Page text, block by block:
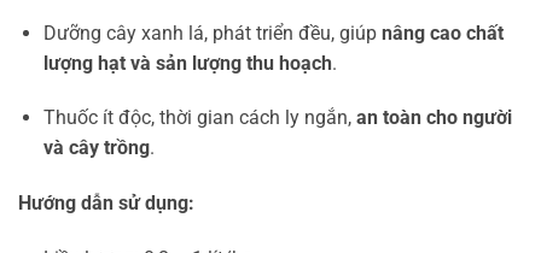
Dưỡng cây xanh lá, phát triển đều, giúp nâng cao chất
lượng hạt và sản lượng thu hoạch.
Thuốc ít độc, thời gian cách ly ngắn, an toàn cho người
và cây trồng.
Hướng dẫn sử dụng: